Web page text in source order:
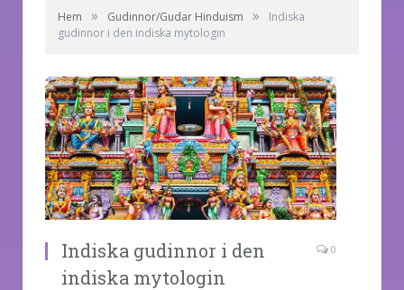
Hem » Gudinnor/Gudar Hinduism »
Indiska
gudinnor i den indiska mytologin
Indiska gudinnor i den
indiska mytologin
0